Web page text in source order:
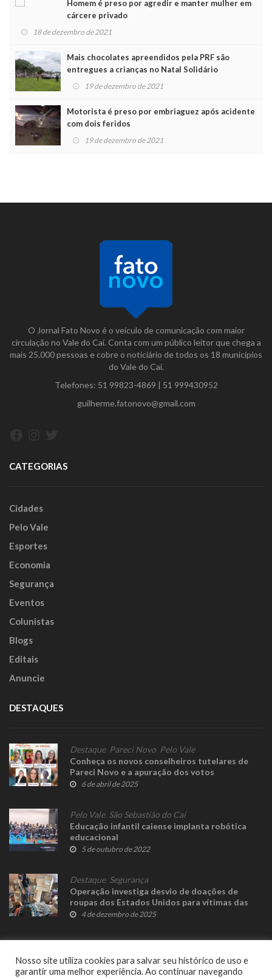
Homem é preso por agredir e manter mulher em
cárcere privado
18 de dezembro de 2021
Mais chocolates apreendidos pela PRF são
entregues a crianças no Natal Solidário
19 de dezembro de 2021
Motorista é preso por embriaguez após acidente
com dois feridos
19 de dezembro de 2021
O Jornal Fato Novo é o veículo de comunicação com maior
circulação no Vale do Caí. Conta com um público leitor que chega a
mais 25.000 pessoas e cobre o noticiário de todos os 18 municípios
do Vale do Caí.
Telefones: 51 99823-4869 | 51 999430952
guilherme.fatonovo@gmail.com
CATEGORIAS
Cidades
Pelo Vale
Esportes
Economia
Segurança
Eventos
Colunistas
Blogs
Editais
Anuncie
DESTAQUES
Destaque, Pareci Novo Pelo Vale
Conheça os novos conselheiros tutelares de
Pareci Novo e a apuração dos votos
6 de abril de 2025
Pelo Vale, São Sebastião do Caí
Educação infantil caiense implanta robótica
educacional
5 de outubro de 2022
Destaque, Segurança
Operação investiga desvio de doações de
roupas dos Estados Unidos para vítimas das
enchentes no RS
4 de dezembro de 2025
Nosso site utiliza cookies para salvar seu histórico de uso e
garantir uma melhor experiência. Ao continuar navegando